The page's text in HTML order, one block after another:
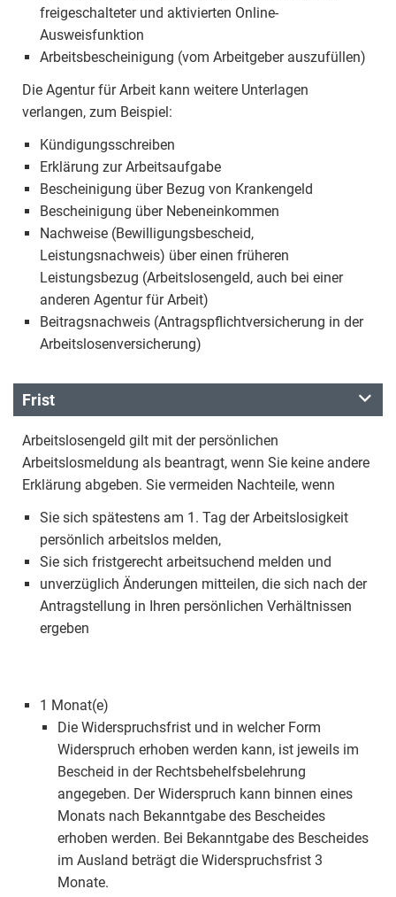
freigeschalteter und aktivierten Online-
Ausweisfunktion
Arbeitsbescheinigung (vom Arbeitgeber auszufüllen)
Die Agentur für Arbeit kann weitere Unterlagen
verlangen, zum Beispiel:
Kündigungsschreiben
Erklärung zur Arbeitsaufgabe
Bescheinigung über Bezug von Krankengeld
Bescheinigung über Nebeneinkommen
Nachweise (Bewilligungsbescheid,
Leistungsnachweis) über einen früheren
Leistungsbezug (Arbeitslosengeld, auch bei einer
anderen Agentur für Arbeit)
Beitragsnachweis (Antragspflichtversicherung in der
Arbeitslosenversicherung)
Frist
Arbeitslosengeld gilt mit der persönlichen
Arbeitslosmeldung als beantragt, wenn Sie keine andere
Erklärung abgeben. Sie vermeiden Nachteile, wenn
Sie sich spätestens am 1. Tag der Arbeitslosigkeit
persönlich arbeitslos melden,
Sie sich fristgerecht arbeitsuchend melden und
unverzüglich Änderungen mitteilen, die sich nach der
Antragstellung in Ihren persönlichen Verhältnissen
ergeben
1 Monat(e)
Die Widerspruchsfrist und in welcher Form
Widerspruch erhoben werden kann, ist jeweils im
Bescheid in der Rechtsbehelfsbelehrung
angegeben. Der Widerspruch kann binnen eines
Monats nach Bekanntgabe des Bescheides
erhoben werden. Bei Bekanntgabe des Bescheides
im Ausland beträgt die Widerspruchsfrist 3
Monate.